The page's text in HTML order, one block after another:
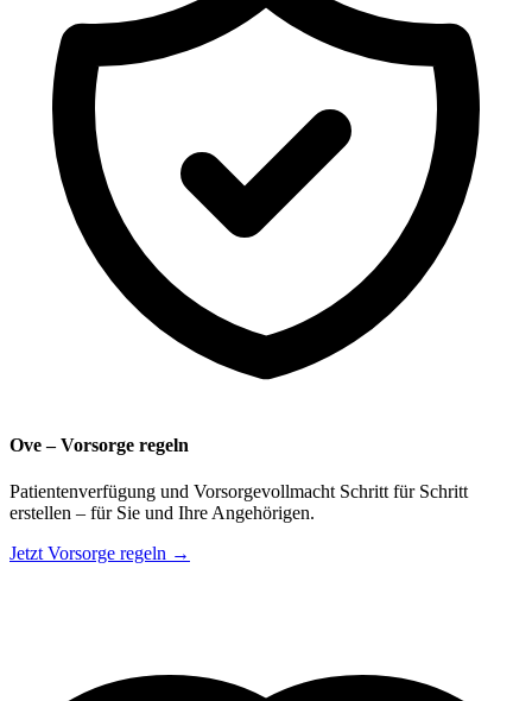
Ove – Vorsorge regeln
Patientenverfügung und Vorsorgevollmacht Schritt für Schritt
erstellen – für Sie und Ihre Angehörigen.
Jetzt Vorsorge regeln →